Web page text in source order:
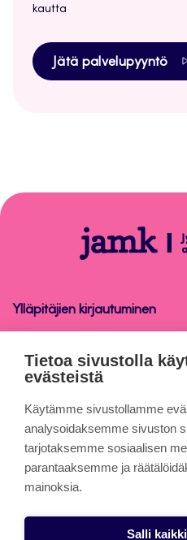
kautta
Jätä palvelupyyntö
Tuberoom
Ylläpitäjien kirjautuminen
Tuberoom
Tietoa sivuista
Evästeet
Saavutettavuusseloste
Tietosuojaseloste
Tietoa sivustolla
evästeistä
Käytämme sivustollamme
analysoidaksemme sivuston
tarjotaksemme sosiaalisen
parantaaksemme ja
mainoksia.
Salli